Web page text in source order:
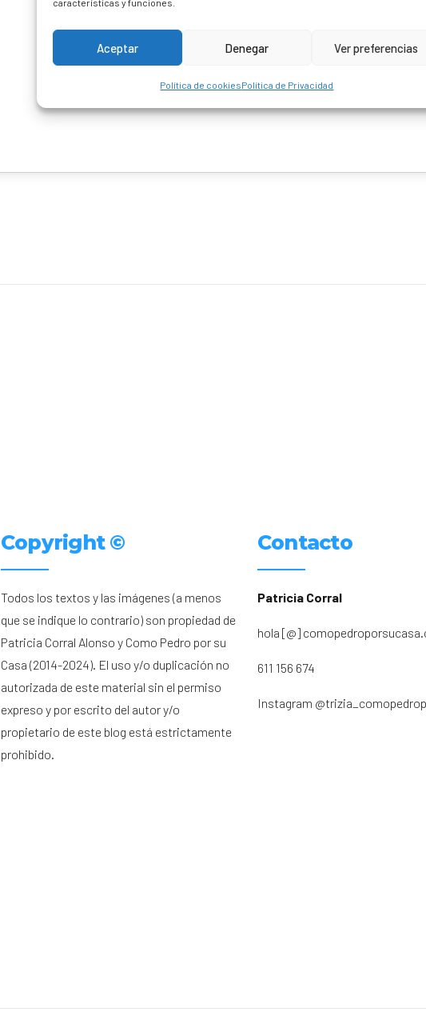
características y funciones.
Aceptar Denegar Ver preferencias
Política de cookiesPolítica de Privacidad
Copyright ©
Todos los textos y las imágenes (a menos
que se indique lo contrario) son propiedad de
Patricia Corral Alonso y Como Pedro por su
Casa (2014-2024). El uso y/o duplicación no
autorizada de este material sin el permiso
expreso y por escrito del autor y/o
propietario de este blog está estrictamente
prohibido.
Contacto
Patricia Corral
hola [@]
611 156 674
Instagram